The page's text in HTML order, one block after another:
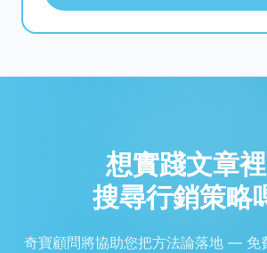
想實踐文章
搜尋行銷策略
奇寶顧問將協助您把方法論落地 — 免